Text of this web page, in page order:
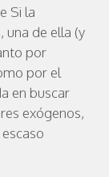
Si la
una de ella (y
por
por el
en buscar
exógenos,